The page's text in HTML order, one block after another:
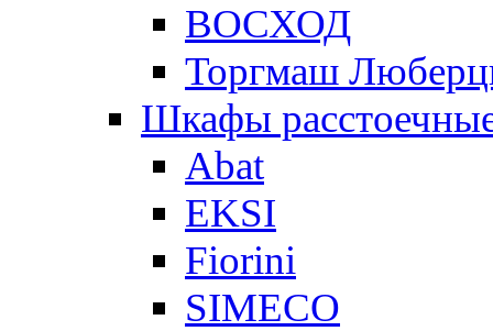
ВОСХОД
Торгмаш
Шкафы
Abat
EKSI
Fiorini
SIMECO